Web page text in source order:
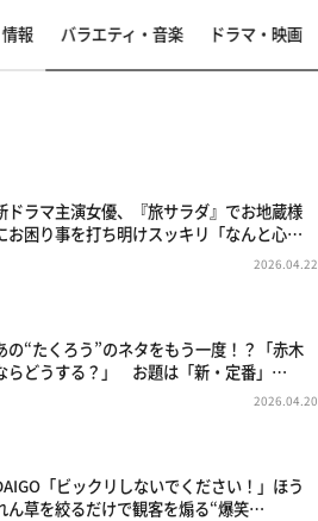
報 バラエティ・音楽 ドラマ・映画
ドラマ主演女優、『旅サラダ』でお地蔵様
お困り事を打ち明けスッキリ「なんと心…
2026.04.22
の“たくろう”のネタをもう一度！？「赤木
らどうする？」 お題は「新・定番」…
2026.04.20
「ビックリしないでください！」ほう
ん草を絞るだけで観客を煽る“爆笑…